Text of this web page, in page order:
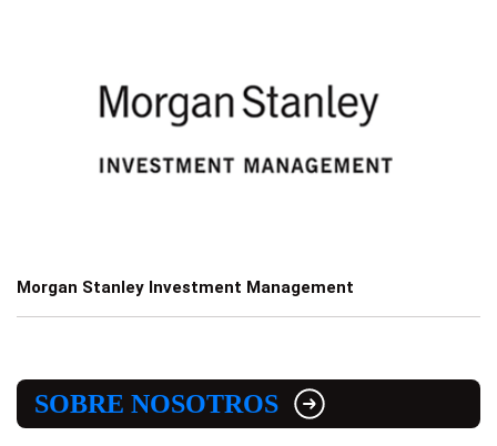
Morgan Stanley Investment Management
SOBRE NOSOTROS